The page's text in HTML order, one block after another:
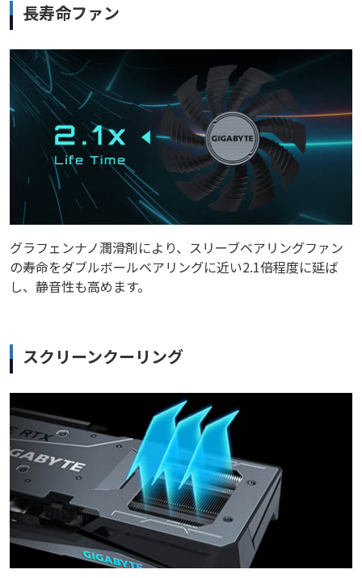
長寿命ファン
グラフェンナノ潤滑剤により、スリーブベアリングファン
の寿命をダブルボールベアリングに近い2.1倍程度に延ば
し、静音性も高めます。
スクリーンクーリング